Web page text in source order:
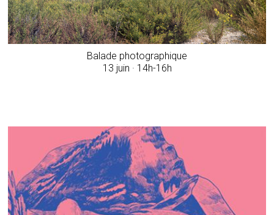
Balade photographique
13 juin · 14h-16h